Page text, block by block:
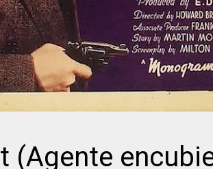
(Agente
Charles Boyer
Charles
Intérprete
Randolph